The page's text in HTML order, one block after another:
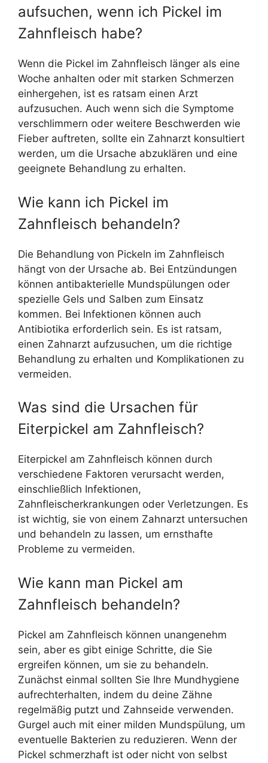
aufsuchen, wenn ich Pickel im
Zahnfleisch habe?
Wenn die Pickel im Zahnfleisch länger als eine
Woche anhalten oder mit starken Schmerzen
einhergehen, ist es ratsam einen Arzt
aufzusuchen. Auch wenn sich die Symptome
verschlimmern oder weitere Beschwerden wie
Fieber auftreten, sollte ein Zahnarzt konsultiert
werden, um die Ursache abzuklären und eine
geeignete Behandlung zu erhalten.
Wie kann ich Pickel im
Zahnfleisch behandeln?
Die Behandlung von Pickeln im Zahnfleisch
hängt von der Ursache ab. Bei Entzündungen
können antibakterielle Mundspülungen oder
spezielle Gels und Salben zum Einsatz
kommen. Bei Infektionen können auch
Antibiotika erforderlich sein. Es ist ratsam,
einen Zahnarzt aufzusuchen, um die richtige
Behandlung zu erhalten und Komplikationen zu
vermeiden.
Was sind die Ursachen für
Eiterpickel am Zahnfleisch?
Eiterpickel am Zahnfleisch können durch
verschiedene Faktoren verursacht werden,
einschließlich Infektionen,
Zahnfleischerkrankungen oder Verletzungen. Es
ist wichtig, sie von einem Zahnarzt untersuchen
und behandeln zu lassen, um ernsthafte
Probleme zu vermeiden.
Wie kann man Pickel am
Zahnfleisch behandeln?
Pickel am Zahnfleisch können unangenehm
sein, aber es gibt einige Schritte, die Sie
ergreifen können, um sie zu behandeln.
Zunächst einmal sollten Sie Ihre Mundhygiene
aufrechterhalten, indem du deine Zähne
regelmäßig putzt und Zahnseide verwenden.
Gurgel auch mit einer milden Mundspülung, um
eventuelle Bakterien zu reduzieren. Wenn der
Pickel schmerzhaft ist oder nicht von selbst